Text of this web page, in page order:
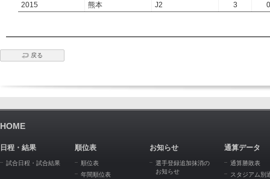
2015
熊本 J2 3 0
戻る
HOME
日程・結果
試合日程・試合結果
順位表
順位表
年間順位表
お知らせ
選手登録追加抹消の
お知らせ
通算データ
通算勝敗表
スタジアム別